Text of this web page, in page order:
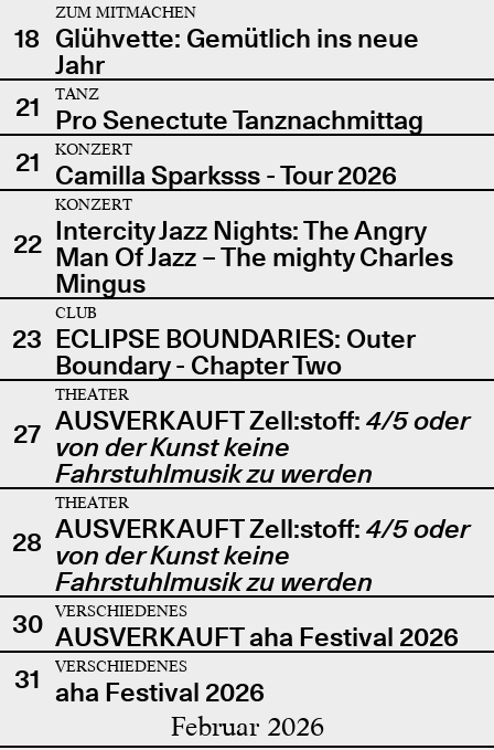
18
ZUM MITMACHEN
Glühvette: Gemütlich ins neue
Jahr
21
TANZ
Pro Senectute Tanznachmittag
21
KONZERT
Camilla Sparksss - Tour 2026
22
KONZERT
Intercity Jazz Nights: The Angry
Man Of Jazz – The mighty Charles
Mingus
23
CLUB
ECLIPSE BOUNDARIES: Outer
Boundary - Chapter Two
27
THEATER
AUSVERKAUFT Zell:stoff: 4/5 oder
von der Kunst keine
Fahrstuhlmusik zu werden
28
THEATER
AUSVERKAUFT Zell:stoff: 4/5 oder
von der Kunst keine
Fahrstuhlmusik zu werden
30
VERSCHIEDENES
AUSVERKAUFT aha Festival 2026
31
VERSCHIEDENES
aha Festival 2026
Februar 2026